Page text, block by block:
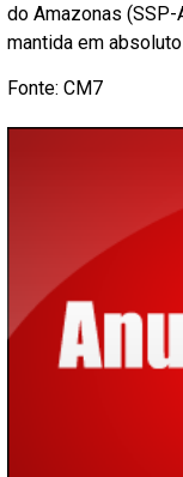
do Amazonas
mantida em
Fonte: CM7